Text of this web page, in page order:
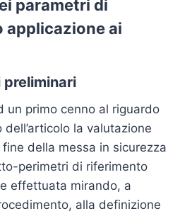
parametri di
applicazione ai
preliminari
un primo cenno al riguardo
dell’articolo la valutazione
della messa in sicurezza
perimetri di riferimento
effettuata mirando, a
alla definizione